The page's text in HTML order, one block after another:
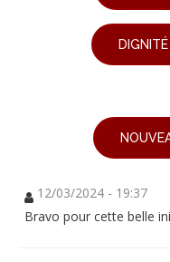
12/03/2024 - 19:37
Bravo pour cette belle